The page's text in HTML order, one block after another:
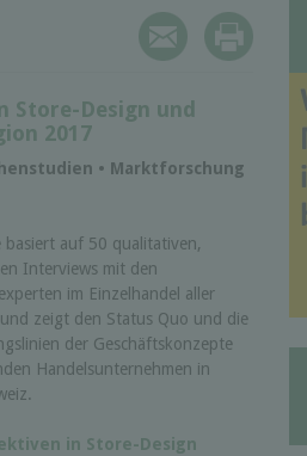
Store-Design und
2017
• Marktforschung
basiert auf 50 qualitativen,
Interviews mit den
im Einzelhandel aller
zeigt den Status Quo und die
der Geschäftskonzepte
Handelsunternehmen in
in Store-Design